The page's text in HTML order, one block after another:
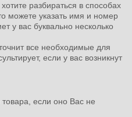
разбираться в способах
можете указать имя и номер
у вас буквально несколько
все необходимые для
если у вас возникнут
если оно Вас не